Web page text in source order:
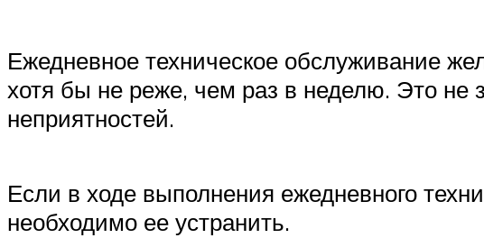
Ежедневное техническое обслуживание
хотя бы не реже, чем раз в неделю. Это не
неприятностей.
Если в ходе выполнения ежедневного
необходимо ее устранить.